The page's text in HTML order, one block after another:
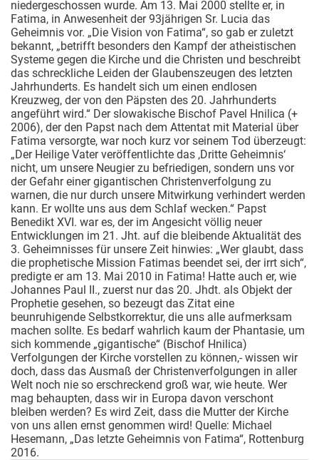
niedergeschossen wurde. Am 13. Mai 2000 stellte er, in
Fatima, in Anwesenheit der 93jährigen Sr. Lucia das
Geheimnis vor. „Die Vision von Fatima“, so gab er zuletzt
bekannt, „betrifft besonders den Kampf der atheistischen
Systeme gegen die Kirche und die Christen und beschreibt
das schreckliche Leiden der Glaubenszeugen des letzten
Jahrhunderts. Es handelt sich um einen endlosen
Kreuzweg, der von den Päpsten des 20. Jahrhunderts
angeführt wird.“ Der slowakische Bischof Pavel Hnilica (+
2006), der den Papst nach dem Attentat mit Material über
Fatima versorgte, war noch kurz vor seinem Tod überzeugt:
„Der Heilige Vater veröffentlichte das ,Dritte Geheimnis‘
nicht, um unsere Neugier zu befriedigen, sondern uns vor
der Gefahr einer gigantischen Christenverfolgung zu
warnen, die nur durch unsere Mitwirkung verhindert werden
kann. Er wollte uns aus dem Schlaf wecken.“ Papst
Benedikt XVI. war es, der im Angesicht völlig neuer
Entwicklungen im 21. Jht. auf die bleibende Aktualität des
3. Geheimnisses für unsere Zeit hinwies: „Wer glaubt, dass
die prophetische Mission Fatimas beendet sei, der irrt sich“,
predigte er am 13. Mai 2010 in Fatima! Hatte auch er, wie
Johannes Paul II., zuerst nur das 20. Jhdt. als Objekt der
Prophetie gesehen, so bezeugt das Zitat eine
beunruhigende Selbstkorrektur, die uns alle aufmerksam
machen sollte. Es bedarf wahrlich kaum der Phantasie, um
sich kommende „gigantische“ (Bischof Hnilica)
Verfolgungen der Kirche vorstellen zu können,- wissen wir
doch, dass das Ausmaß der Christenverfolgungen in aller
Welt noch nie so erschreckend groß war, wie heute. Wer
mag behaupten, dass wir in Europa davon verschont
bleiben werden? Es wird Zeit, dass die Mutter der Kirche
von uns allen ernst genommen wird! Quelle: Michael
Hesemann, „Das letzte Geheimnis von Fatima“, Rottenburg
2016.